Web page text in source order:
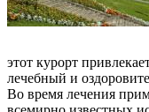
этот курорт
лечебный и
Во время лечения